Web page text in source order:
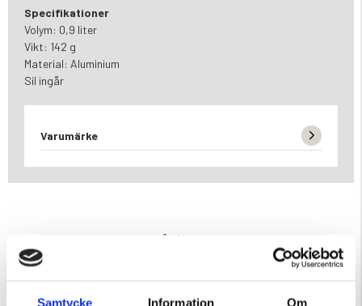
Samtycke Information Om
Specifikationer
Volym: 0,9 liter
Vikt: 142 g
Material: Aluminium
Sil ingår
Varumärke
DU KANSKE OCKSÅ ÄR INTRESSERAD AV